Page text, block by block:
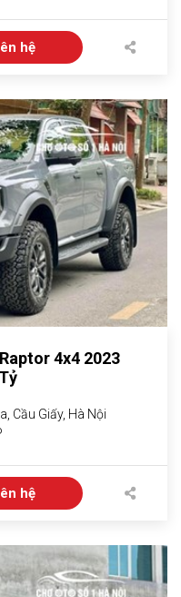
hệ
4x4 2023
Cầu Giấy, Hà Nội
hệ